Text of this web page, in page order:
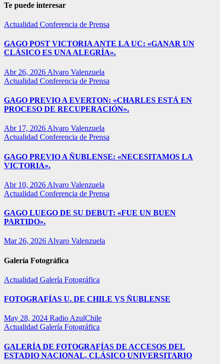
Te puede interesar
Actualidad Conferencia de Prensa
GAGO POST VICTORIA ANTE LA UC: «GANAR UN
CLÁSICO ES UNA ALEGRÍA».
Abr 26, 2026 Alvaro Valenzuela
Actualidad Conferencia de Prensa
GAGO PREVIO A EVERTON: «CHARLES ESTÁ EN
PROCESO DE RECUPERACIÓN».
Abr 17, 2026 Alvaro Valenzuela
Actualidad Conferencia de Prensa
GAGO PREVIO A ÑUBLENSE: «NECESITAMOS LA
VICTORIA».
Abr 10, 2026 Alvaro Valenzuela
Actualidad Conferencia de Prensa
GAGO LUEGO DE SU DEBUT: «FUE UN BUEN
PARTIDO».
Mar 26, 2026 Alvaro Valenzuela
Galería Fotográfica
Actualidad Galería Fotográfica
FOTOGRAFÍAS U. DE CHILE VS ÑUBLENSE
May 28, 2024 Radio AzulChile
Actualidad Galería Fotográfica
GALERÍA DE FOTOGRAFÍAS DE ACCESOS DEL
ESTADIO NACIONAL, CLÁSICO UNIVERSITARIO